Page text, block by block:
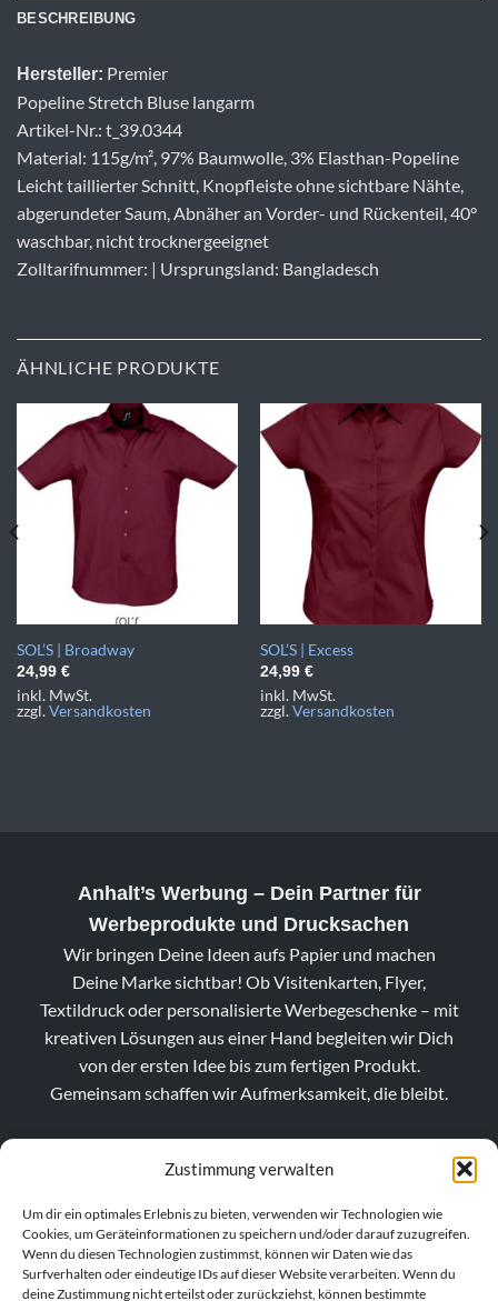
Zustimmung verwalten
Um dir ein optimales Erlebnis zu bieten, verwenden wir Technologien wie
Cookies, um Geräteinformationen zu speichern und/oder darauf zuzugreifen.
Wenn du diesen Technologien zustimmst, können wir Daten wie das
Surfverhalten oder eindeutige IDs auf dieser Website verarbeiten. Wenn du
deine Zustimmung nicht erteilst oder zurückziehst, können bestimmte
BESCHREIBUNG
Hersteller: Premier
Popeline Stretch Bluse langarm
Artikel-Nr.: t_39.0344
Material: 115g/m², 97% Baumwolle, 3% Elasthan-Popeline
Leicht taillierter Schnitt, Knopfleiste ohne sichtbare Nähte,
abgerundeter Saum, Abnäher an Vorder- und Rückenteil, 40°
waschbar, nicht trocknergeeignet
Zolltarifnummer: | Ursprungsland: Bangladesch
ÄHNLICHE PRODUKTE
SOL’S | Broadway
24,99 €
inkl. MwSt.
zzgl.Versandkosten
SOL’S | Excess
24,99 €
inkl. MwSt.
zzgl.Versandkosten
Anhalt’s Werbung – Dein Partner für
Werbeprodukte und Drucksachen
Wir bringen Deine Ideen aufs Papier und machen
Deine Marke sichtbar! Ob Visitenkarten, Flyer,
Textildruck oder personalisierte Werbegeschenke – mit
kreativen Lösungen aus einer Hand begleiten wir Dich
von der ersten Idee bis zum fertigen Produkt.
Gemeinsam schaffen wir Aufmerksamkeit, die bleibt.